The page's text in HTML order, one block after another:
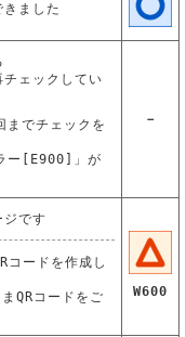
ました
ェックしてい
までチェックを
ー[E900]」が
－
ジです
コードを作成し
QRコードをご
W600